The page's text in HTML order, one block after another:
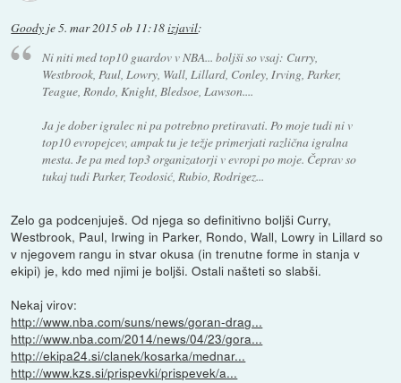
Goody je5. mar 2015 ob 11:18izjavil:
Ni niti med top10 guardov v NBA... boljši so vsaj: Curry,
Westbrook, Paul, Lowry, Wall, Lillard, Conley, Irving, Parker,
Teague, Rondo, Knight, Bledsoe, Lawson....
Ja je dober igralec ni pa potrebno pretiravati. Po moje tudi ni v
top10 evropejcev, ampak tu je težje primerjati različna igralna
mesta. Je pa med top3 organizatorji v evropi po moje. Čeprav so
tukaj tudi Parker, Teodosić, Rubio, Rodrigez...
Zelo ga podcenjuješ. Od njega so definitivno boljši Curry,
Westbrook, Paul, Irwing in Parker, Rondo, Wall, Lowry in Lillard so
v njegovem rangu in stvar okusa (in trenutne forme in stanja v
ekipi) je, kdo med njimi je boljši. Ostali našteti so slabši.
Nekaj virov:
http://www.nba.com/suns/news/goran-drag...
http://www.nba.com/2014/news/04/23/gora...
http://ekipa24.si/clanek/kosarka/mednar...
http://www.kzs.si/prispevki/prispevek/a...